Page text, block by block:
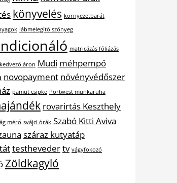
könyvelés környezetbarát
lábmelegítő szőnyeg
matricázás fóliázás
áron Mudi méhpempő
novopayment növényvédőszer
pamut csipke Portwest munkaruha
rovarirtás Keszthely
mérő svájci órák Szabó Kitti Aviva
száraz kutyatáp
testhevedertv vágyfokozó
Zöldkagyló